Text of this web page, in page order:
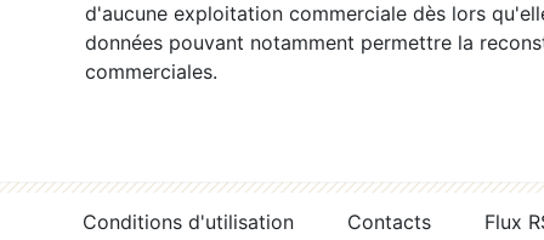
d'aucune exploitation commerciale dès lors
données pouvant notamment permettre la
commerciales.
Conditions d'utilisation Contacts
Flux